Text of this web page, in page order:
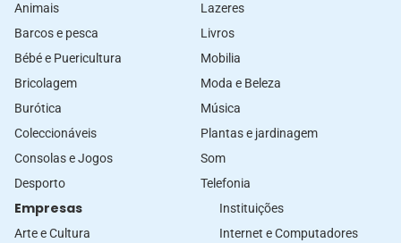
Animais
Barcos e pesca
Bébé e Puericultura
Bricolagem
Burótica
Coleccionáveis
Consolas e Jogos
Desporto
Lazeres
Livros
Mobilia
Moda e Beleza
Música
Plantas e jardinagem
Som
Telefonia
Empresas
Arte e Cultura
Instituições
Internet e Computadores